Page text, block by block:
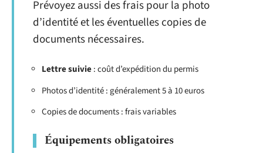
Prévoyez aussi des frais pour la photo
d’identité et les éventuelles copies de
documents nécessaires.
Lettre suivie: coût d’expédition du permis
Photos d’identité : généralement 5 à 10 euros
Copies de documents : frais variables
Équipements obligatoires